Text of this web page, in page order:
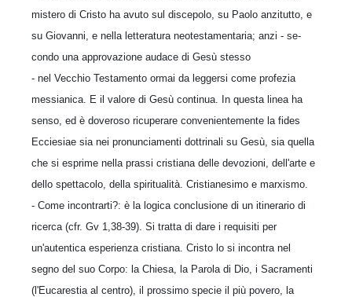
mistero di Cristo ha avuto sul discepolo, su Paolo anzitutto, e
su Giovanni, e nella letteratura neotestamentaria; anzi - se­
condo una approvazione audace di Gesù stesso
- nel Vecchio Testamento ormai da leggersi come profezia
messianica. E il valore di Gesù continua. In questa linea ha
senso, ed è dove­roso ricuperare convenientemente la fides
Eccie­siae sia nei pronunciamenti dottrinali su Gesù, sia quella
che si esprime nella prassi cristiana delle devozioni, dell'arte e
dello spettacolo, del­la spiritualità. Cristianesimo e marxismo.
- Come incontrarti?: è la logica conclusione di un itinerario di
ricerca (cfr. Gv 1,38-39). Si tratta di dare i requisiti per
un'autentica espe­rienza cristiana. Cristo lo si incontra nel
segno del suo Corpo: la Chiesa, la Parola di Dio, i Sacramenti
(l'Eucarestia al centro), il prossimo specie il più povero, la